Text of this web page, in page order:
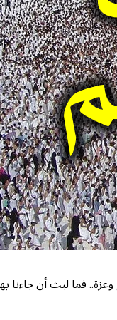
فما لبث أن جاءنا